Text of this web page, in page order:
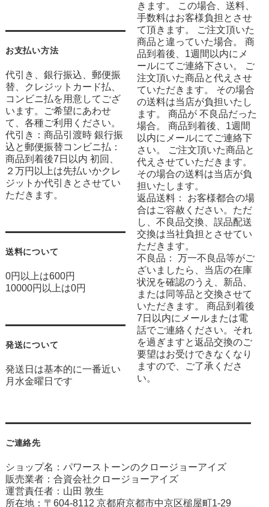
お支払い方法
代引き、銀行振込、郵便振
替、クレジットカード払、
コンビニ払を用意してござ
います。ご希望にあわせ
て、各種ご利用ください。
代引き：商品引渡時 銀行振
込と郵便振替コンビニ払：
商品到着後7日以内 初回、
２万円以上は先払いかクレ
ジットか代引きとさせてい
ただきます。
送料について
0円以上は600円
10000円以上は0円
発送について
発送日は基本的に一番近い
月水金曜日です
きます。 この場合、送料、
手数料はお客様負担とさせ
て頂きます。 ご注文頂いた
商品と違っていた場合。 商
品到着後、1週間以内にメ
ールにてご連絡下さい。 ご
注文頂いた商品と代えさせ
ていただきます。 その場合
の送料は当店が負担いたし
ます。 商品が 不良品だった
場合。 商品到着後、1週間
以内にメールにてご連絡下
さい。 ご注文頂いた商品と
代えさせていただきます。
その場合の送料は当店が負
担いたします。
返品送料： お客様都合の場
合はご容赦ください。ただ
し、不良品交換、誤品配送
交換は当社負担とさせてい
ただきます。
不良品： 万一不良品等がご
ざいましたら、当店の在庫
状況を確認のうえ、新品、
または同等品と交換させて
いただきます。 商品到着後
7日以内にメールまたは電
話でご連絡ください。それ
を過ぎますと返品交換のご
要望はお受けできなくなり
ますので、ご了承くださ
い。
ご連絡先
ショップ名：パワーストーンのクロージョーアイズ
販売業者：合資会社クロージョーアイズ
運営責任者：山田 敦生
所在地：〒604-8112 京都府京都市中京区槌屋町1-29